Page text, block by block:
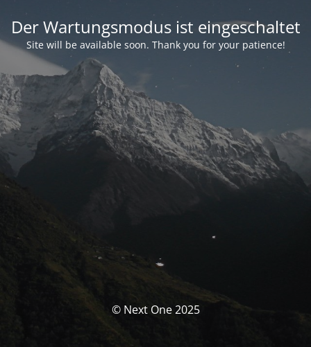
Der Wartungsmodus ist eingeschaltet
Site will be available soon. Thank you for your patience!
© Next One 2025